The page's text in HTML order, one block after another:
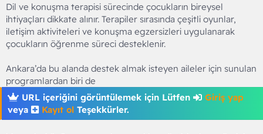
Dil ve konuşma terapisi sürecinde çocukların bireysel
ihtiyaçları dikkate alınır. Terapiler sırasında çeşitli oyunlar,
iletişim aktiviteleri ve konuşma egzersizleri uygulanarak
çocukların öğrenme süreci desteklenir.
Ankara’da bu alanda destek almak isteyen aileler için sunulan
programlardan biri de
URL içeriğini görüntülemek için Lütfen
Giriş yap
veya
Kayıt ol Teşekkürler.